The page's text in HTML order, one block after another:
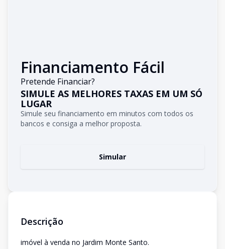
Financiamento Fácil
Pretende Financiar?
SIMULE AS MELHORES TAXAS EM UM SÓ
LUGAR
Simule seu financiamento em minutos com todos os
bancos e consiga a melhor proposta.
Simular
Descrição
imóvel à venda no Jardim Monte Santo.